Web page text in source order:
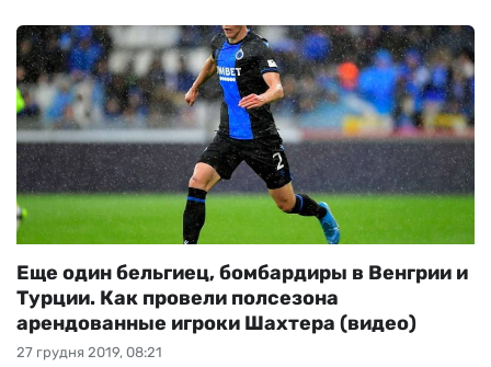
27 грудня 2019, 08:21
Еще один бельгиец, бомбардиры в Венгрии и
Турции. Как провели полсезона
арендованные игроки Шахтера (видео)